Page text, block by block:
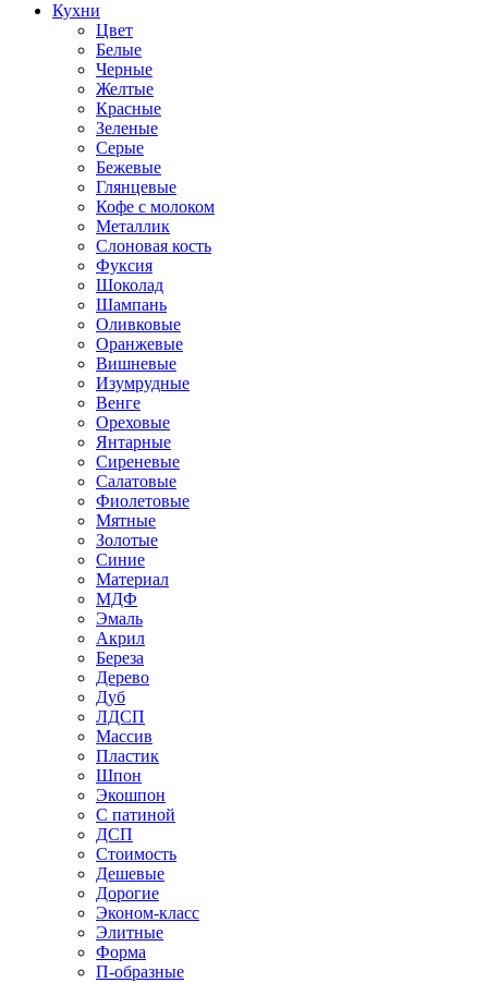
Кухни
Цвет
Белые
Черные
Желтые
Красные
Зеленые
Серые
Бежевые
Глянцевые
Кофе с молоком
Металлик
Слоновая кость
Фуксия
Шоколад
Шампань
Оливковые
Оранжевые
Вишневые
Изумрудные
Венге
Ореховые
Янтарные
Сиреневые
Салатовые
Фиолетовые
Мятные
Золотые
Синие
Материал
МДФ
Эмаль
Акрил
Береза
Дерево
Дуб
ЛДСП
Массив
Пластик
Шпон
Экошпон
С патиной
ДСП
Стоимость
Дешевые
Дорогие
Эконом-класс
Элитные
Форма
П-образные